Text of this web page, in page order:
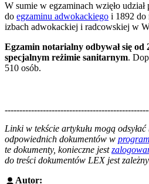
W sumie w egzaminach wzięło
do egzaminu adwokackiego i 1892 do
izbach adwokackiej i radcowskiej w
Egzamin notarialny odbywał się od
specjalnym reżimie sanitarnym.
510 osób.
Linki w tekście artykułu mogą
odpowiednich dokumentów w
te dokumenty, konieczne jest
do treści dokumentów LEX jest
Autor: